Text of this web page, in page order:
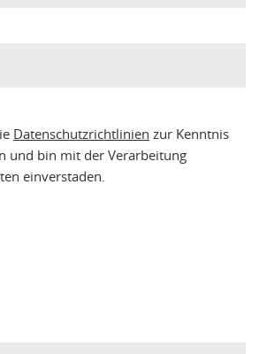
Datenschutzrichtlinien zur Kenntnis
und bin mit der Verarbeitung
einverstaden.